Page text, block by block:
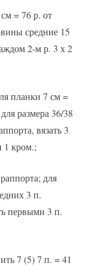
= 76 р. от
средние 15
2-м р. 3 х 2
планки 7 см =
размера 36/38
вязать 3
1 кром.;
для
3 п.
первыми 3 п.
7 (5) 7 п. = 41